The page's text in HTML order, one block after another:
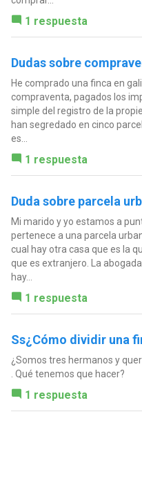
1 respuesta
Dudas sobre
He comprado una finca en
compraventa, pagados los
simple del registro de la
han segredado en cinco
es...
1 respuesta
Duda sobre parcela
Mi marido y yo estamos a
pertenece a una parcela
cual hay otra casa que es la
que es extranjero. La
hay...
1 respuesta
Ss¿Cómo dividir una
¿Somos tres hermanos y
. Qué tenemos que hacer?
1 respuesta